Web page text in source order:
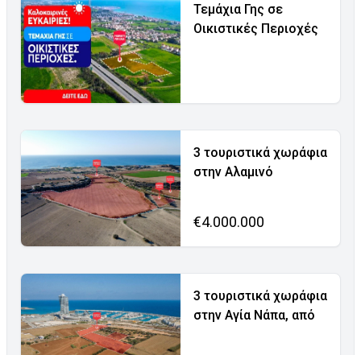
Τεμάχια Γης σε
Οικιστικές Περιοχές
3 τουριστικά χωράφια
στην Αλαμινό
€4.000.000
3 τουριστικά χωράφια
στην Αγία Νάπα, από